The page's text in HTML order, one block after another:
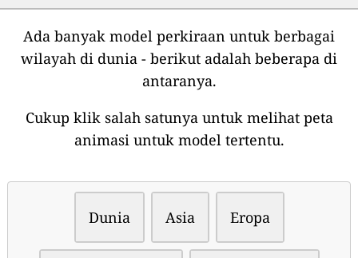
Ada banyak model perkiraan untuk berbagai
wilayah di dunia - berikut adalah beberapa di
antaranya.
Cukup klik salah satunya untuk melihat peta
animasi untuk model tertentu.
Dunia Asia Eropa